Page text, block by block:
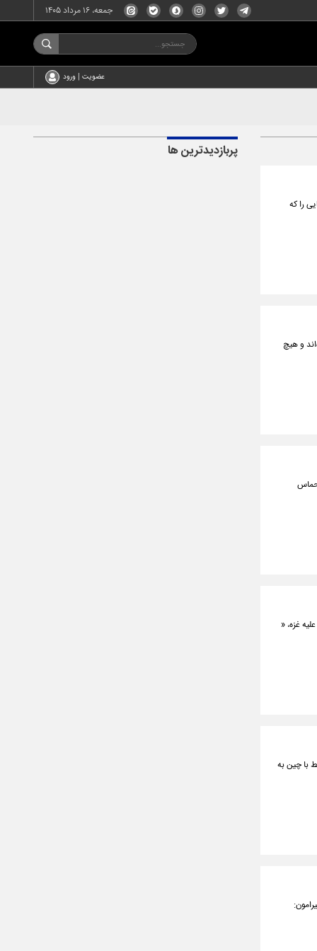
جمعه، ۱۶ مرداد ۱۴۰۵
عضویت | ورود
را که
و هیچ
حماس
غزه، «
با چین به
پربازدیدترین ها